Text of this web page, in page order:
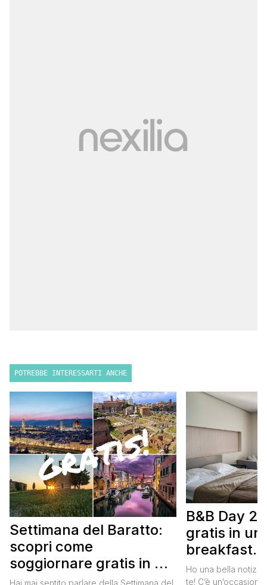
POTREBBE INTERESSARTI ANCHE
Settimana del Baratto:
scopri come
soggiornare gratis in un
bed and breakfast
B&B Day
gratis in un
breakfast.
Ho una bella
te! C’è